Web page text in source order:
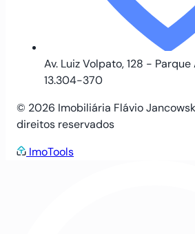
Av. Luiz Volpato, 128 -
13.304-370
© 2026 Imobiliária Flávio
direitos reservados
ImoTools